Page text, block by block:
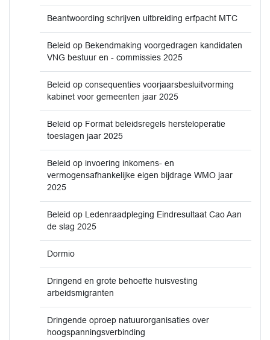
Beantwoording schrijven uitbreiding erfpacht MTC
Beleid op Bekendmaking voorgedragen kandidaten
VNG bestuur en - commissies 2025
Beleid op consequenties voorjaarsbesluitvorming
kabinet voor gemeenten jaar 2025
Beleid op Format beleidsregels hersteloperatie
toeslagen jaar 2025
Beleid op invoering inkomens- en
vermogensafhankelijke eigen bijdrage WMO jaar
2025
Beleid op Ledenraadpleging Eindresultaat Cao Aan
de slag 2025
Dormio
Dringend en grote behoefte huisvesting
arbeidsmigranten
Dringende oproep natuurorganisaties over
hoogspanningsverbinding